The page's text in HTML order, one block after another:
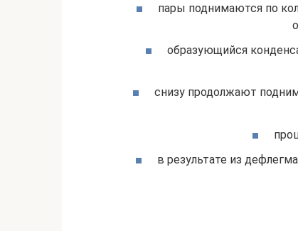
пары поднимаются по
образующийся
снизу продолжают
в результате из